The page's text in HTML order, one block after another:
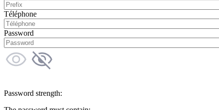
Téléphone
Password
Password strength: